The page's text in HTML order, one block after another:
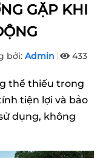
GẶP KHI
bởi: Admin 433
thể thiếu trong
tiện lợi và bảo
dụng, không